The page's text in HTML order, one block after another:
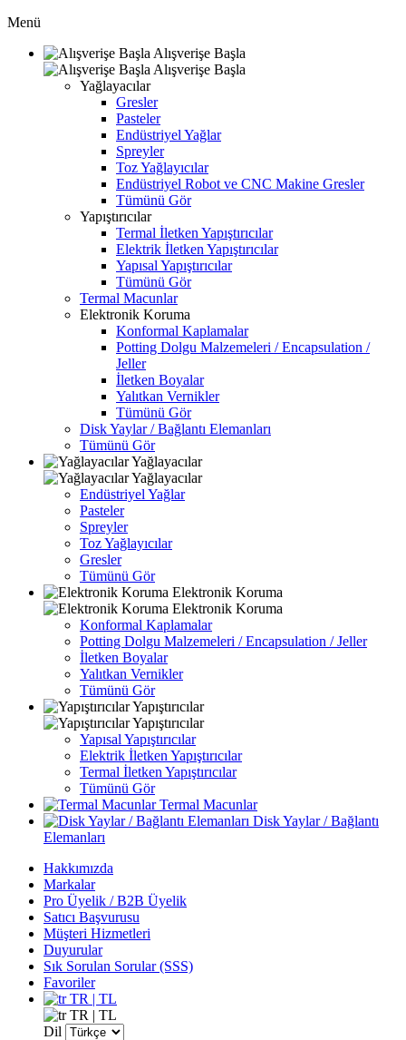
Menü
Alışverişe Başla
Alışverişe Başla
Yağlayacılar
Gresler
Pasteler
Endüstriyel Yağlar
Spreyler
Toz Yağlayıcılar
Endüstriyel Robot ve CNC Makine Gresler
Tümünü Gör
Yapıştırıcılar
Termal İletken Yapıştırıcılar
Elektrik İletken Yapıştırıcılar
Yapısal Yapıştırıcılar
Tümünü Gör
Termal Macunlar
Elektronik Koruma
Konformal Kaplamalar
Potting Dolgu Malzemeleri / Encapsulation /
Jeller
İletken Boyalar
Yalıtkan Vernikler
Tümünü Gör
Disk Yaylar / Bağlantı Elemanları
Tümünü Gör
Yağlayacılar
Yağlayacılar
Endüstriyel Yağlar
Pasteler
Spreyler
Toz Yağlayıcılar
Gresler
Tümünü Gör
Elektronik Koruma
Elektronik Koruma
Konformal Kaplamalar
Potting Dolgu Malzemeleri / Encapsulation / Jeller
İletken Boyalar
Yalıtkan Vernikler
Tümünü Gör
Yapıştırıcılar
Yapıştırıcılar
Yapısal Yapıştırıcılar
Elektrik İletken Yapıştırıcılar
Termal İletken Yapıştırıcılar
Tümünü Gör
Termal Macunlar
Disk Yaylar / Bağlantı
Elemanları
Hakkımızda
Markalar
Pro Üyelik / B2B Üyelik
Satıcı Başvurusu
Müşteri Hizmetleri
Duyurular
Sık Sorulan Sorular (SSS)
Favoriler
TR | TL
TR | TL
Dil